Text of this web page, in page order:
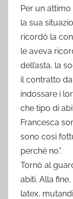
Per un
la sua
ricordò la
le aveva
dell’asta, la
il contratto
indossare i
che tipo di
Francesca
sono così
perché no”.
Tornò al
abiti. Alla
latex,